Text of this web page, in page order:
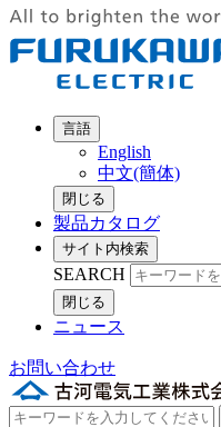
言語
English
中文(簡体)
閉じる
製品カタログ
サイト内検索
SEARCH
閉じる
ニュース
お問い合わせ